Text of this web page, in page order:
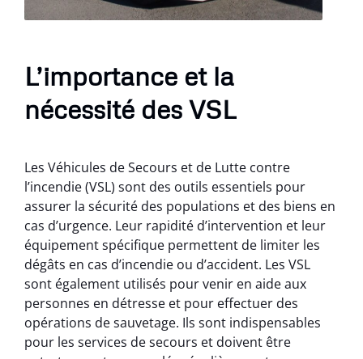
L’importance et la
nécessité des VSL
Les Véhicules de Secours et de Lutte contre
l’incendie (VSL) sont des outils essentiels pour
assurer la sécurité des populations et des biens en
cas d’urgence. Leur rapidité d’intervention et leur
équipement spécifique permettent de limiter les
dégâts en cas d’incendie ou d’accident. Les VSL
sont également utilisés pour venir en aide aux
personnes en détresse et pour effectuer des
opérations de sauvetage. Ils sont indispensables
pour les services de secours et doivent être